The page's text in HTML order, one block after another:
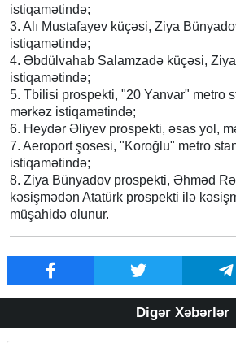
istiqamətində;
3. Alı Mustafayev küçəsi, Ziya
istiqamətində;
4. Əbdülvahab Salamzadə küçəsi,
istiqamətində;
5. Tbilisi prospekti, "20 Yanvar" metro
mərkəz istiqamətində;
6. Heydər Əliyev prospekti, əsas yol,
7. Aeroport şosesi, "Koroğlu" metro
istiqamətində;
8. Ziya Bünyadov prospekti, Əhməd
kəsişmədən Atatürk prospekti ilə
müşahidə olunur.
Digər Xəbərlər